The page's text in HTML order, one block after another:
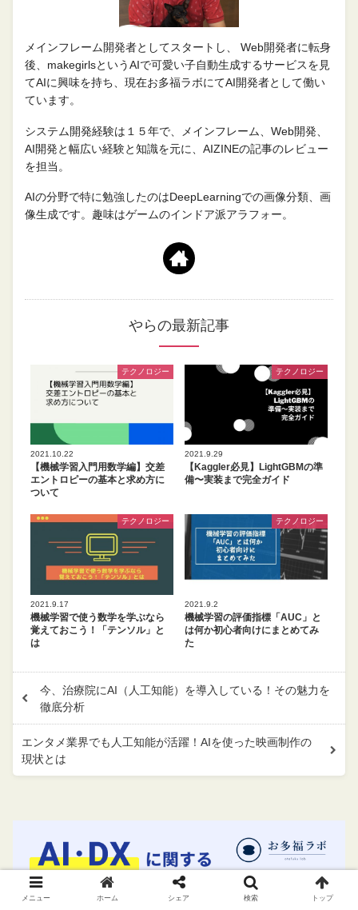
メインフレーム開発者としてスタートし、 Web開発者に転身
後、makegirlsというAIで可愛い子自動生成するサービスを見
てAIに興味を持ち、現在お多福ラボにてAI開発者として働い
ています。
システム開発経験は１５年で、メインフレーム、Web開発、
AI開発と幅広い経験と知識を元に、AIZINEの記事のレビュー
を担当。
AIの分野で特に勉強したのはDeepLearningでの画像分類、画
像生成です。趣味はゲームのインドア派アラフォー。
やらの最新記事
テクノロジー
2021.10.22
【機械学習入門用数学編】交差
エントロピーの基本と求め方に
ついて
テクノロジー
2021.9.29
【Kaggler必見】LightGBMの準
備〜実装まで完全ガイド
テクノロジー
2021.9.17
機械学習で使う数学を学ぶなら
覚えておこう！「テンソル」と
は
テクノロジー
2021.9.2
機械学習の評価指標「AUC」と
は何か初心者向けにまとめてみ
た
今、治療院にAI（人工知能）を導入している！その魅力を
徹底分析
エンタメ業界でも人工知能が活躍！AIを使った映画制作の
現状とは
メニュー ホーム シェア 検索 トップ